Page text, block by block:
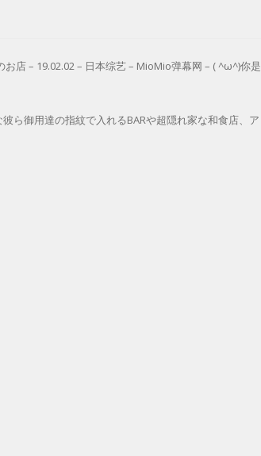
店 – 19.02.02 – 日本综艺 – MioMio弹幕网 – ( ^ω^)你是
ら御用達の指紋で入れるBARや超隠れ家な和食店、ア